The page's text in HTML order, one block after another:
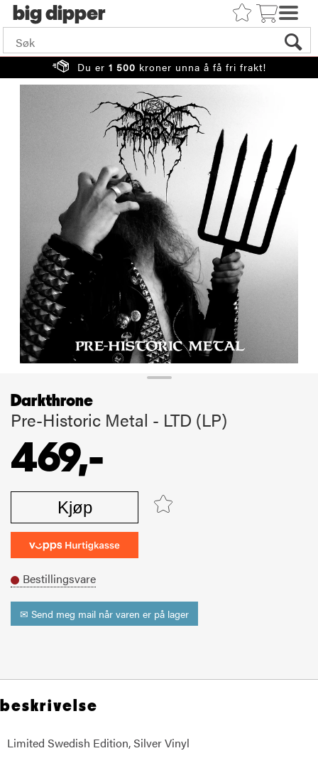
big
Du er 1 500 kroner unna å få fri frakt!
Darkthrone
Pre-Historic Metal - LTD (LP)
469,-
Kjøp
Bestillingsvare
✉ Send meg mail når varen er på lager
beskrivelse
Limited Swedish Edition, Silver Vinyl